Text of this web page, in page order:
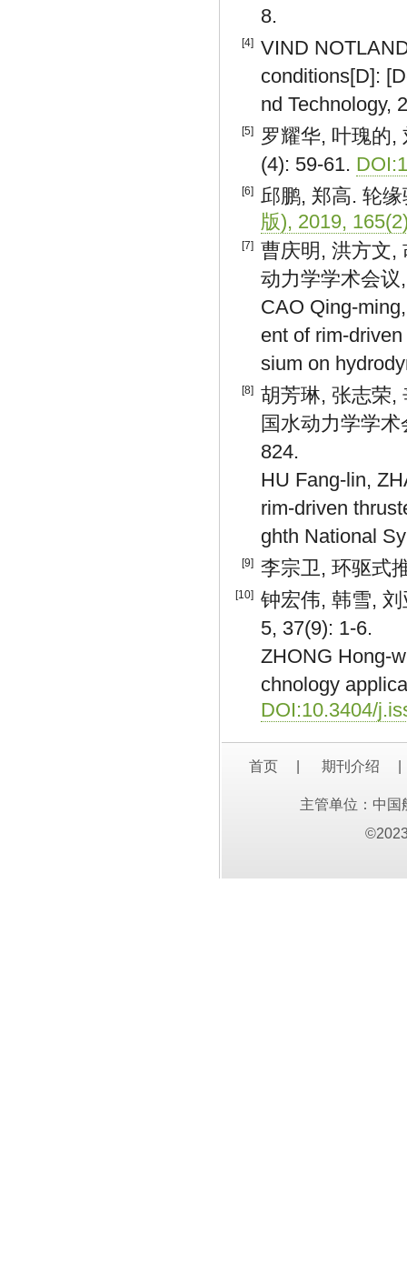
8.
[4]
VIND
conditions[D]:
nd Technology,
[5]
罗耀华, 叶瑰的,
(4): 59-61.
[6]
邱鹏, 郑高. 轮
版), 2019,
[7]
曹庆明, 洪方文,
动力学学术会议
CAO Qing-
ent of rim-
sium on
[8]
胡芳琳, 张志荣,
国水动力学学
824.
HU Fang-lin,
rim-driven
ghth National
[9] 李宗卫, 环驱式
[10]
钟宏伟, 韩雪,
5, 37(9): 1-6.
ZHONG Hong-
chnology
DOI:10.3404/